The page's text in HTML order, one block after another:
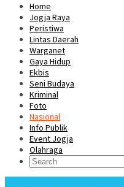
Home
Jogja Raya
Peristiwa
Lintas Daerah
Warganet
Gaya Hidup
Ekbis
Seni Budaya
Kriminal
Foto
Nasional
Info Publik
Event Jogja
Olahraga